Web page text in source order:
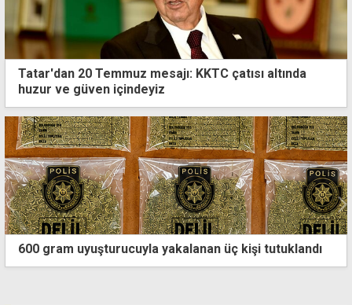
Tatar'dan 20 Temmuz mesajı: KKTC çatısı altında
huzur ve güven içindeyiz
Yerapetridis, Yunan basınının hedefinde: KKTC'nin
izolasyonunun kaldırılmasına teslimiyetçi şekilde